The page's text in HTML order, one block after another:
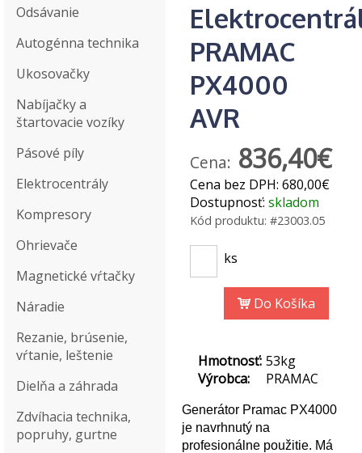
Odsávanie
Autogénna technika
Ukosovačky
Nabíjačky a
štartovacie vozíky
Pásové píly
Elektrocentrály
Kompresory
Ohrievače
Magnetické vŕtačky
Náradie
Rezanie, brúsenie,
vŕtanie, leštenie
Dielňa a záhrada
Zdvíhacia technika,
popruhy, gurtne
PRAMAC
PX4000
AVR
Cena: 836,40€
Cena bez DPH: 680,00€
Dostupnosť: skladom
Kód produktu: #23003.05
ks
Do Košíka
Hmotnosť: 53kg
Výrobca:
PRAMAC
Generátor Pramac PX4000
je navrhnutý na
profesionálne použitie. Má